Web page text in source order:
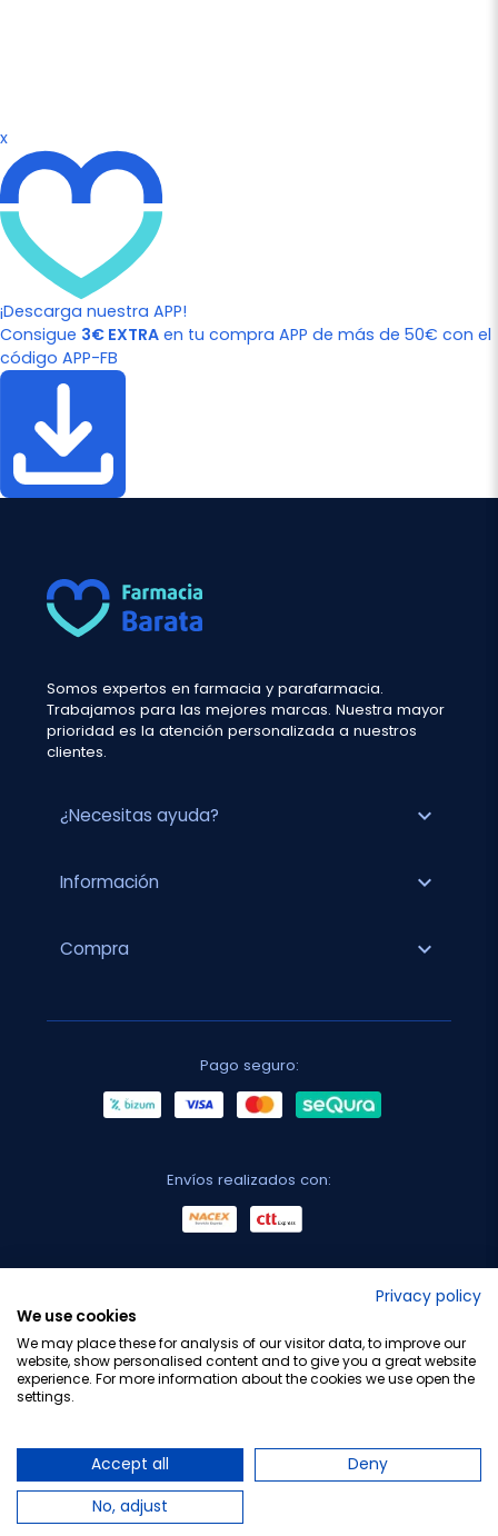
x
¡Descarga nuestra APP!
Consigue 3€ EXTRA en tu compra APP de más de 50€ con el
código APP-FB
Somos expertos en farmacia y parafarmacia.
Trabajamos para las mejores marcas. Nuestra mayor
prioridad es la atención personalizada a nuestros
clientes.
¿Necesitas ayuda? expand_more
Información expand_more
Compra expand_more
Pago seguro:
Envíos realizados con:
Privacy policy
We use cookies
We may place these for analysis of our visitor data, to improve our
website, show personalised content and to give you a great website
experience. For more information about the cookies we use open the
settings.
Accept all
Deny
No, adjust